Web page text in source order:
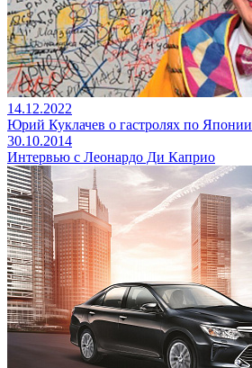
14.12.2022
Юрий Куклачев о гастролях по Японии
30.10.2014
Интервью с Леонардо Ди Каприо